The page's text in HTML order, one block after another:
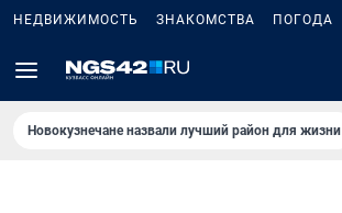
НЕДВИЖИМОСТЬ ЗНАКОМСТВА ПОГОДА
Новокузнечане назвали лучший район для жизни